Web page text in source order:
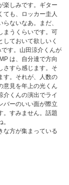
楽しみです。ギター
ても、ロッカー圭人
ないなあ。まだ、
まうくらいです。可
ておいて欲しいく
す。山田涼介くんが
は、自分達で方向
さすら感じます。そ
す。それが、人数の
意見を年上の光くん
介くんの演出でライ
バーのいい面が際立
。すみません。話題
な方が集まっている